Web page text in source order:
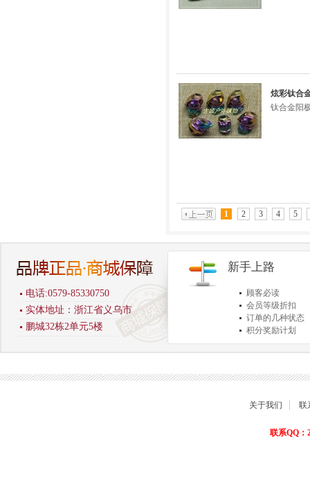
炫彩钛合
钛合金阳
1 2 3 4 5
电话:0579-85330750
实体地址：浙江省义乌市
鹏城32栋2单元5楼
新手上路
顾客必读
会员等级折扣
订单的几种状态
积分奖励计划
商品退货保障
关于我们 联
联系QQ：